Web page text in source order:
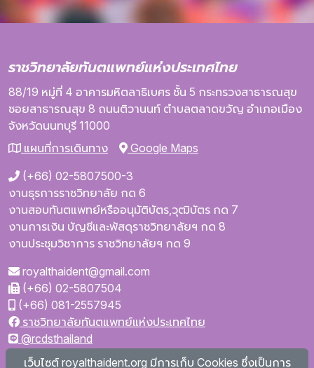
ราชวิทยาลัยทันตแพทย์แห่งประเทศไทย
88/19 หมู่ที่ 4 อาคารมหิตลาธิเบศร ชั้น 5 กระทรวงสาธารณสุข
ซอยสาธารณสุข 8 ถนนติวานนท์ ตำบลตลาดขวัญ อำเภอเมือง
จังหวัดนนทบุรี 11000
แผนที่การเดินทาง
Google Maps
(+66) 02-5807500-3
งานธุรการราชวิทยาลัย กด 6
งานสอบทันตแพทย์หรืออนุมัติบัตร,วุฒิบัตร กด 7
งานการเงิน บัญชีและพัสดุราชวิทยาลัยฯ กด 8
งานประชุมวิชาการ ราชวิทยาลัยฯ กด 9
royalthaident@gmail.com
(+66) 02-5807504
(+66) 081-2557945
ราชวิทยาลัยทันตแพทย์แห่งประเทศไทย
@rcdsthailand
royalthaident
เว็บไซต์ royalthaident.org มีการเก็บ Cookies ซึ่งเป็นการ